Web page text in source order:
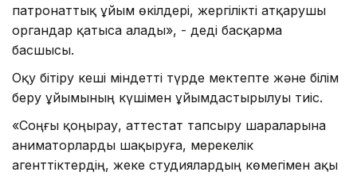
патронаттық ұйым өкілдері, жергілікті атқарушы
органдар қатыса алады», - деді басқарма
басшысы.
Оқу бітіру кеші міндетті түрде мектепте және білім
беру ұйымының күшімен ұйымдастырылуы тиіс.
«Соңғы қоңырау, аттестат тапсыру шараларына
аниматорларды шақыруға, мерекелік
агенттіктердің, жеке студиялардың көмегімен ақы